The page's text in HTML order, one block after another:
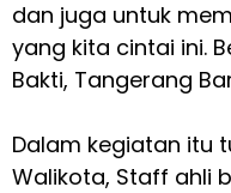
dan juga untuk
yang kita cintai ini.
Bakti, Tangerang
Dalam kegiatan itu
Walikota, Staff ahli